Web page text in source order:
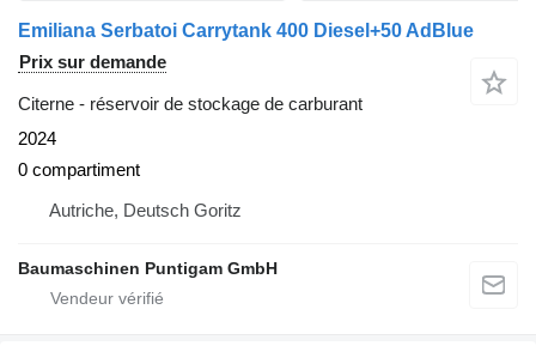
Emiliana Serbatoi Carrytank 400 Diesel+50 AdBlue
Prix sur demande
Citerne - réservoir de stockage de carburant
2024
0 compartiment
Autriche, Deutsch Goritz
Baumaschinen Puntigam GmbH